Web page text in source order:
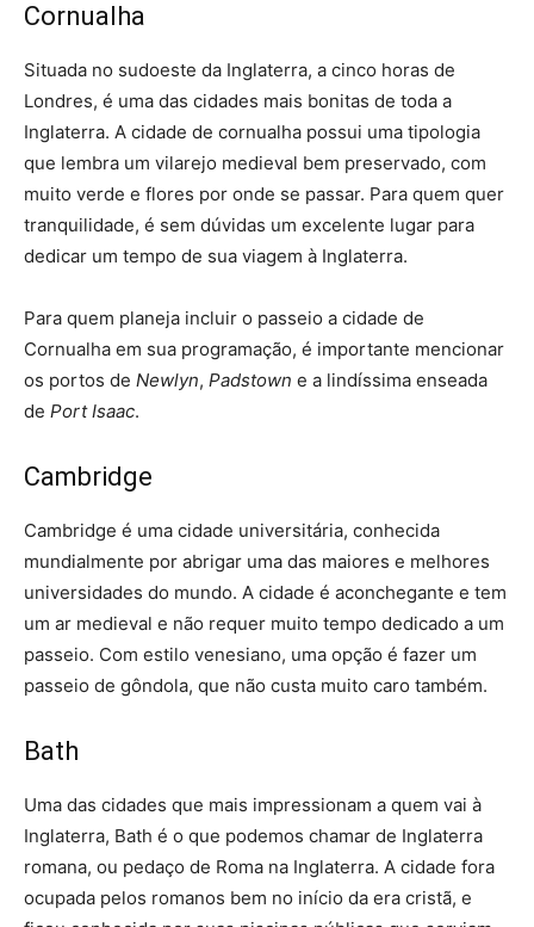
Cornualha
Situada no sudoeste da Inglaterra, a cinco horas de
Londres, é uma das cidades mais bonitas de toda a
Inglaterra. A cidade de cornualha possui uma tipologia
que lembra um vilarejo medieval bem preservado, com
muito verde e flores por onde se passar. Para quem quer
tranquilidade, é sem dúvidas um excelente lugar para
dedicar um tempo de sua viagem à Inglaterra.
Para quem planeja incluir o passeio a cidade de
Cornualha em sua programação, é importante mencionar
os portos de Newlyn, Padstown e a lindíssima enseada
de Port Isaac.
Cambridge
Cambridge é uma cidade universitária, conhecida
mundialmente por abrigar uma das maiores e melhores
universidades do mundo. A cidade é aconchegante e tem
um ar medieval e não requer muito tempo dedicado a um
passeio. Com estilo venesiano, uma opção é fazer um
passeio de gôndola, que não custa muito caro também.
Bath
Uma das cidades que mais impressionam a quem vai à
Inglaterra, Bath é o que podemos chamar de Inglaterra
romana, ou pedaço de Roma na Inglaterra. A cidade fora
ocupada pelos romanos bem no início da era cristã, e